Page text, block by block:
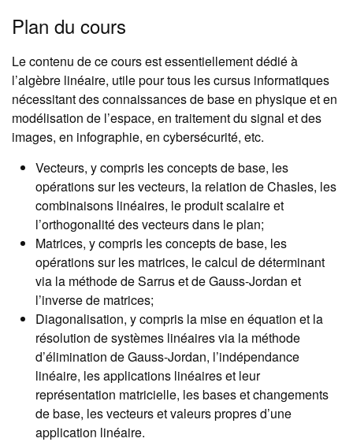
Plan du cours
Le contenu de ce cours est essentiellement dédié à
l’algèbre linéaire, utile pour tous les cursus informatiques
nécessitant des connaissances de base en physique et en
modélisation de l’espace, en traitement du signal et des
images, en infographie, en cybersécurité, etc.
Vecteurs, y compris les concepts de base, les
opérations sur les vecteurs, la relation de Chasles, les
combinaisons linéaires, le produit scalaire et
l’orthogonalité des vecteurs dans le plan;
Matrices, y compris les concepts de base, les
opérations sur les matrices, le calcul de déterminant
via la méthode de Sarrus et de Gauss-Jordan et
l’inverse de matrices;
Diagonalisation, y compris la mise en équation et la
résolution de systèmes linéaires via la méthode
d’élimination de Gauss-Jordan, l’indépendance
linéaire, les applications linéaires et leur
représentation matricielle, les bases et changements
de base, les vecteurs et valeurs propres d’une
application linéaire.